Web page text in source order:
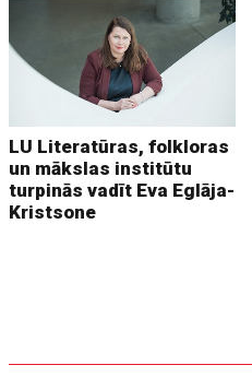
LU Literatūras, folkloras
un mākslas institūtu
turpinās vadīt Eva Eglāja-
Kristsone